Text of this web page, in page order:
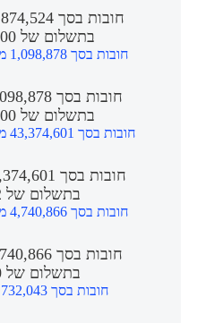
בתשלום של 19,200 אלף שח
בתשלום של 36,000 אלף שח
בתשלום של 72 אלף שח
בתשלום של 24,000 שח